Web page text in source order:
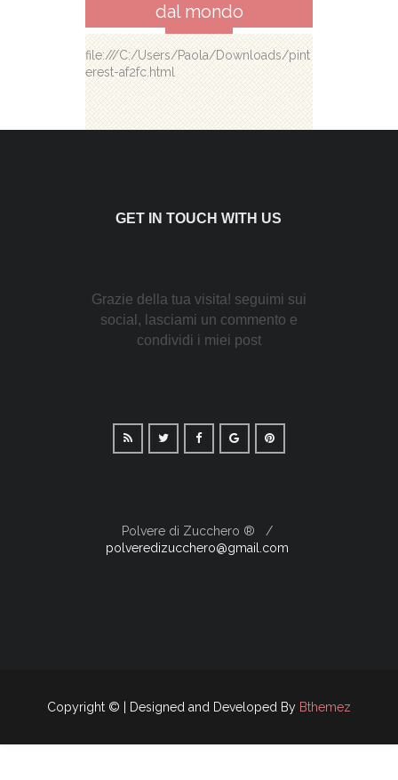
dal mondo
file:///C:/Users/Paola/Downloads/pint
erest-af2fc.html
GET IN TOUCH WITH US
Grazie della tua visita! seguimi sui
social, lasciami un commento e
condividi i miei post
Polvere di Zucchero ®
polveredizucchero@gmail.com
Copyright © | Designed and Developed By Bthemez